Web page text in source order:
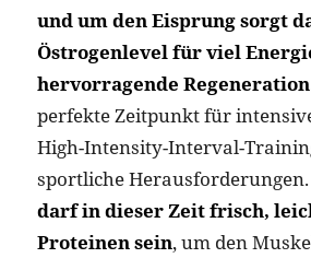
und um den Eisprung sorgt
Östrogenlevel für viel
hervorragende Regeneration
perfekte Zeitpunkt für
High-Intensity-Interval-
sportliche Herausforderungen.
darf in dieser Zeit frisch,
Proteinen sein, um den